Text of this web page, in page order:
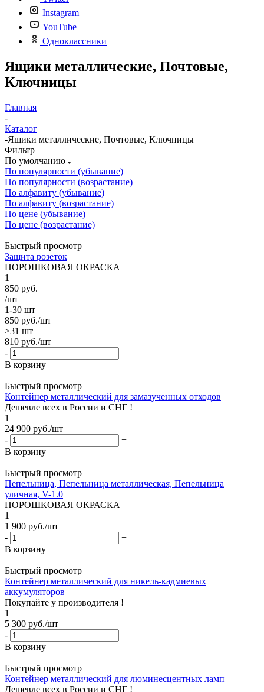
Instagram
YouTube
Одноклассники
Ящики металлические, Почтовые,
Ключницы
Главная
-
Каталог
-Ящики металлические, Почтовые, Ключницы
Фильтр
По умолчанию
По популярности (убывание)
По популярности (возрастание)
По алфавиту (убывание)
По алфавиту (возрастание)
По цене (убывание)
По цене (возрастание)
Быстрый просмотр
Защита розеток
ПОРОШКОВАЯ ОКРАСКА
1
850 руб.
/шт
1-30 шт
850 руб./шт
>31 шт
810 руб./шт
-
+
В корзину
Быстрый просмотр
Контейнер металлический для замазученных отходов
Дешевле всех в России и СНГ !
1
24 900 руб./шт
-
+
В корзину
Быстрый просмотр
Пепельница, Пепельница металлическая, Пепельница
уличная, V-1.0
ПОРОШКОВАЯ ОКРАСКА
1
1 900 руб./шт
-
+
В корзину
Быстрый просмотр
Контейнер металлический для никель-кадмиевых
аккумуляторов
Покупайте у производителя !
1
5 300 руб./шт
-
+
В корзину
Быстрый просмотр
Контейнер металлический для люминесцентных ламп
Дешевле всех в России и СНГ !